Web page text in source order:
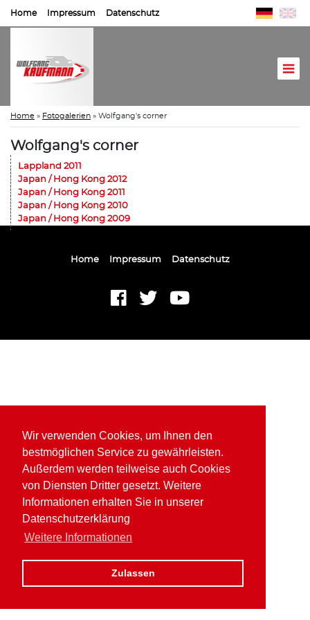
Wir verwenden Cookies, um Ihnen den
bestmöglichen Service zu gewährleisten.
Außerdem werden teilweise auch Cookies
von Diensten Dritter gesetzt. Weitere
Informationen erhalten Sie in unserer
Datenschutzerklärung
Weitere Informationen
Zulassen
Home Impressum Datenschutz
Home » Fotogalerien » Wolfgang's corner
Wolfgang's corner
Lappland 2011
Japan / Hong Kong 2012
Japan / Hong Kong 2011
Japan / Hong Kong 2010
Japan / Hong Kong 2009
Home Impressum Datenschutz